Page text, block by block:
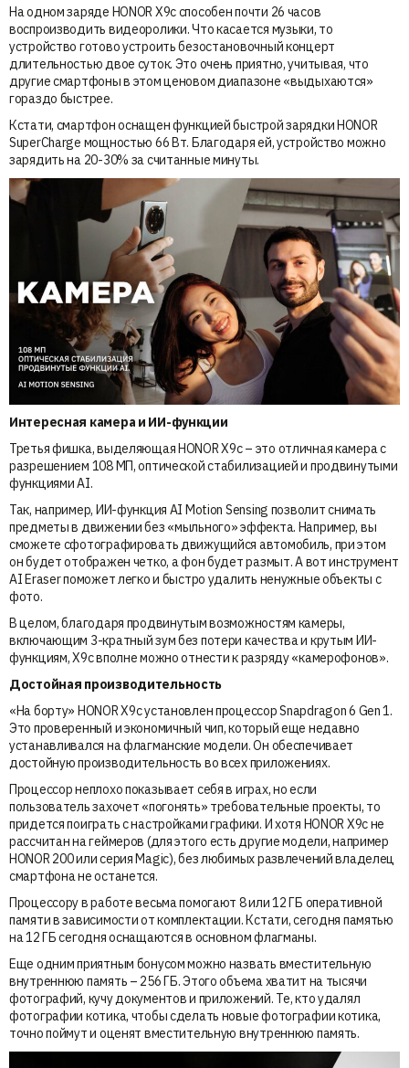
На одном заряде HONOR X9c способен почти 26 часов
воспроизводить видеоролики. Что касается музыки, то
устройство готово устроить безостановочный концерт
длительностью двое суток. Это очень приятно, учитывая, что
другие смартфоны в этом ценовом диапазоне «выдыхаются»
гораздо быстрее.
Кстати, смартфон оснащен функцией быстрой зарядки HONOR
SuperCharge мощностью 66 Вт. Благодаря ей, устройство можно
зарядить на 20-30% за считанные минуты.
Интересная камера и ИИ-функции
Третья фишка, выделяющая HONOR X9c – это отличная камера с
разрешением 108 МП, оптической стабилизацией и продвинутыми
функциями AI.
Так, например, ИИ-функция AI Motion Sensing позволит снимать
предметы в движении без «мыльного» эффекта. Например, вы
сможете сфотографировать движущийся автомобиль, при этом
он будет отображен четко, а фон будет размыт. А вот инструмент
AI Eraser поможет легко и быстро удалить ненужные объекты с
фото.
В целом, благодаря продвинутым возможностям камеры,
включающим 3-кратный зум без потери качества и крутым ИИ-
функциям, X9c вполне можно отнести к разряду «камерофонов».
Достойная производительность
«На борту» HONOR X9c установлен процессор Snapdragon 6 Gen 1.
Это проверенный и экономичный чип, который еще недавно
устанавливался на флагманские модели. Он обеспечивает
достойную производительность во всех приложениях.
Процессор неплохо показывает себя в играх, но если
пользователь захочет «погонять» требовательные проекты, то
придется поиграть с настройками графики. И хотя HONOR X9c не
рассчитан на геймеров (для этого есть другие модели, например
HONOR 200 или серия Magic), без любимых развлечений владелец
смартфона не останется.
Процессору в работе весьма помогают 8 или 12 ГБ оперативной
памяти в зависимости от комплектации. Кстати, сегодня памятью
на 12 ГБ сегодня оснащаются в основном флагманы.
Еще одним приятным бонусом можно назвать вместительную
внутреннюю память – 256 ГБ. Этого объема хватит на тысячи
фотографий, кучу документов и приложений. Те, кто удалял
фотографии котика, чтобы сделать новые фотографии котика,
точно поймут и оценят вместительную внутреннюю память.